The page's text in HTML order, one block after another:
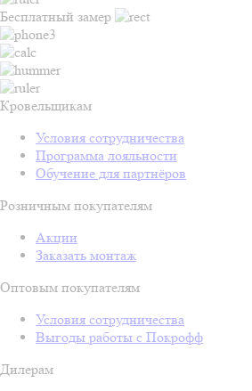
Бесплатный замер
Кровельщикам
Условия сотрудничества
Программа лояльности
Обучение для партнёров
Розничным покупателям
Акции
Заказать монтаж
Оптовым покупателям
Условия сотрудничества
Выгоды работы с Покрофф
Дилерам